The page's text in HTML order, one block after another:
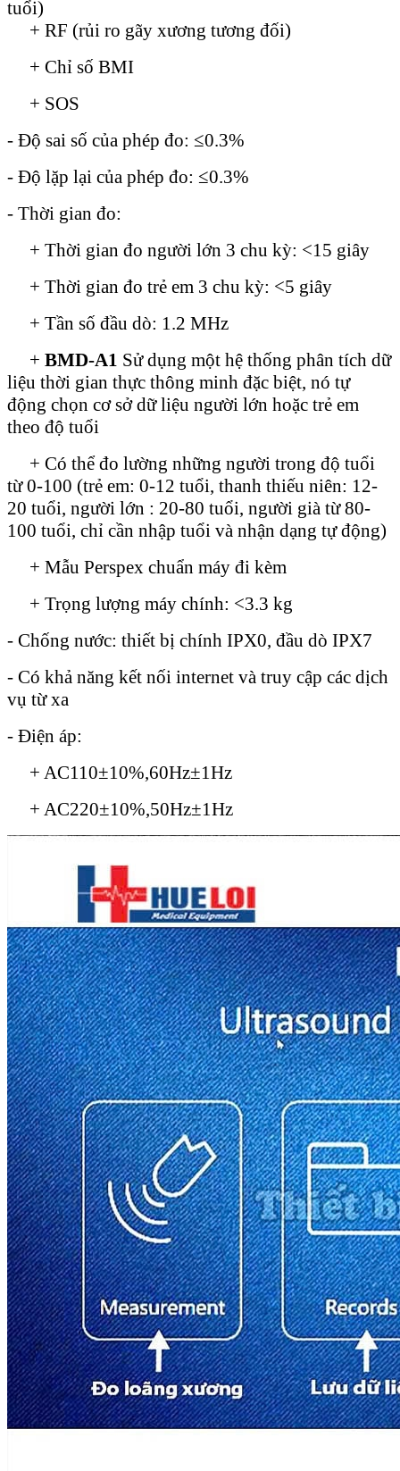
tuổi)
+ RF (rủi ro gãy xương tương đối)
+ Chỉ số BMI
+ SOS
- Độ sai số của phép đo: ≤0.3%
- Độ lặp lại của phép đo: ≤0.3%
- Thời gian đo:
+ Thời gian đo người lớn 3 chu kỳ: <15 giây
+ Thời gian đo trẻ em 3 chu kỳ: <5 giây
+ Tần số đầu dò: 1.2 MHz
+ BMD-A1 Sử dụng một hệ thống phân tích dữ
liệu thời gian thực thông minh đặc biệt, nó tự
động chọn cơ sở dữ liệu người lớn hoặc trẻ em
theo độ tuổi
+ Có thể đo lường những người trong độ tuổi
từ 0-100 (trẻ em: 0-12 tuổi, thanh thiếu niên: 12-
20 tuổi, người lớn : 20-80 tuổi, người già từ 80-
100 tuổi, chỉ cần nhập tuổi và nhận dạng tự động)
+ Mẫu Perspex chuẩn máy đi kèm
+ Trọng lượng máy chính: <3.3 kg
- Chống nước: thiết bị chính IPX0, đầu dò IPX7
- Có khả năng kết nối internet và truy cập các dịch
vụ từ xa
- Điện áp:
+ AC110±10%,60Hz±1Hz
+ AC220±10%,50Hz±1Hz